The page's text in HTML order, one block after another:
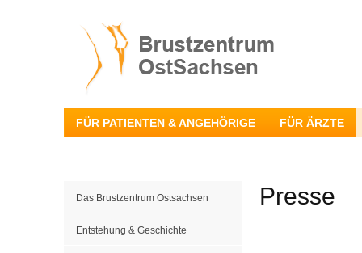
FÜR PATIENTEN & ANGEHÖRIGE FÜR ÄRZTE
Das Brustzentrum Ostsachsen
Entstehung & Geschichte
Presse